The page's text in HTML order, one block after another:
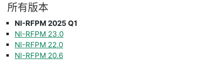
所有版本
NI-RFPM 2025 Q1
NI-RFPM 23.0
NI-RFPM 22.0
NI-RFPM 20.6